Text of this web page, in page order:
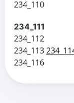
234_110
234_111
234_112
234_113
234_116